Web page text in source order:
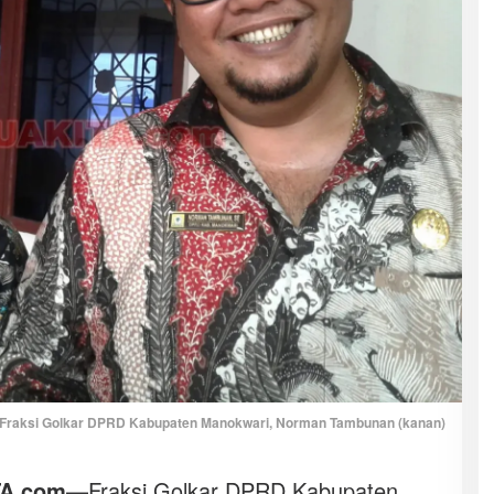
Golkar DPRD Kabupaten Manokwari, Norman Tambunan (kanan)